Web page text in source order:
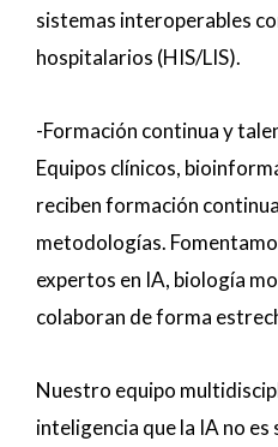
sistemas interoperables
hospitalarios (HIS/LIS).
-Formación continua y
Equipos clínicos,
reciben formación
metodologías.
expertos en IA, biología
colaboran de forma
Nuestro equipo
inteligencia que la IA no